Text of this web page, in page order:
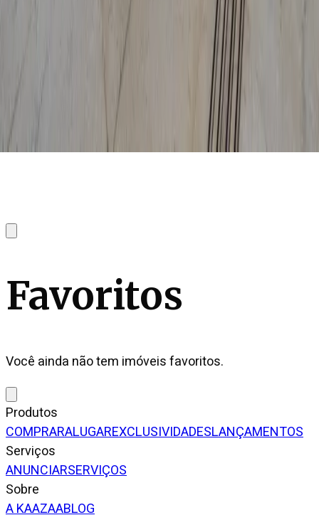
Favoritos
Você ainda não tem imóveis favoritos.
Produtos
COMPRARALUGAREXCLUSIVIDADESLANÇAMENTOS
Serviços
ANUNCIARSERVIÇOS
Sobre
A KAAZAABLOG